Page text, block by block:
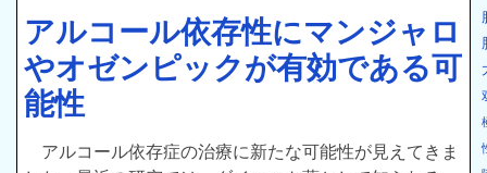
アルコール依存性にマンジャロ
やオゼンピックが有効である可
能性
アルコール依存症の治療に新たな可能性が見えてきま